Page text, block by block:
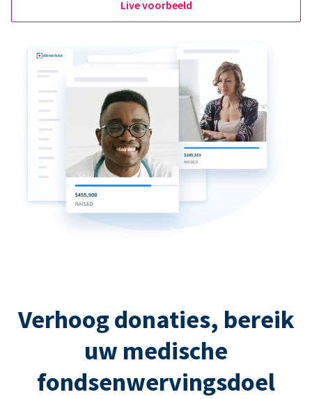
Live voorbeeld
Verhoog donaties, bereik
uw medische
fondsenwervingsdoel